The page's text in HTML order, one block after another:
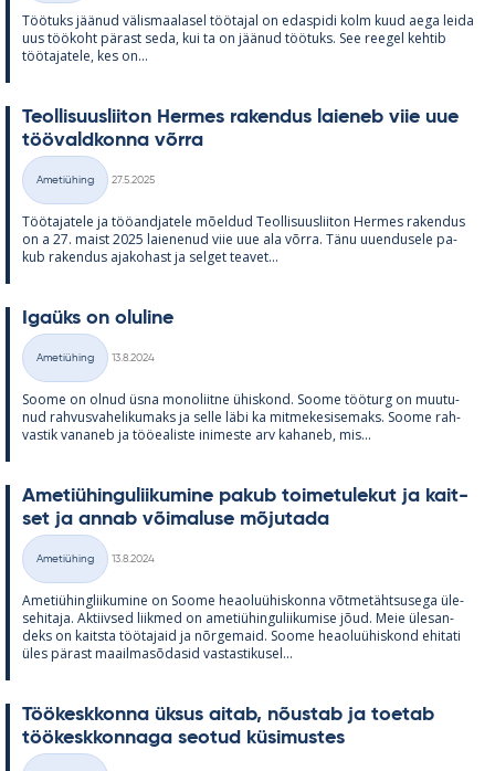
Töö­tuks jää­nud vä­lis­maa­la­sel töö­ta­jal on edas­pidi kolm kuud aega leida
uus töö­koht pä­rast seda, kui ta on jää­nud töö­tuks. See ree­gel keh­tib
töö­ta­ja­tele, kes on...
Teol­li­suus­lii­ton Her­mes ra­ken­dus lai­e­neb viie uue
töö­vald­konna võrra
Kategooriad
Ametiühing
27.5.2025
Töö­ta­ja­tele ja töö­and­ja­tele mõel­dud Teol­li­suus­lii­ton Her­mes ra­ken­dus
on a 27. maist 2025 lai­e­ne­nud viie uue ala võrra. Tänu uu­en­dusele pa­
kub ra­ken­dus aja­ko­hast ja sel­get tea­vet...
Igaüks on olu­line
Kategooriad
Ametiühing
13.8.2024
Soome on ol­nud üsna mo­no­liitne ühis­kond. Soome töö­turg on muu­tu­
nud rah­vus­va­he­li­ku­maks ja selle läbi ka mit­me­ke­si­se­maks. Soome rah­
vas­tik va­na­neb ja töö­ea­liste ini­meste arv ka­ha­neb, mis...
Ame­tiü­hin­gu­lii­ku­mine pa­kub toi­me­tu­le­kut ja kait­
set ja an­nab või­ma­luse mõ­ju­tada
Kategooriad
Ametiühing
13.8.2024
Ame­tiü­hinglii­ku­mine on Soome heao­luü­his­konna võt­me­täht­susega üle­
se­hi­taja. Ak­tiiv­sed liik­med on ame­tiü­hin­gu­lii­ku­mise jõud. Meie üle­san­
deks on kaitsta töö­ta­jaid ja nõr­ge­maid. Soome heao­luü­his­kond ehi­tati
üles pä­rast maa­il­masõ­da­sid vas­tas­ti­kusel...
Töö­kesk­konna ük­sus ai­tab, nõus­tab ja toe­tab
töö­kesk­kon­naga seo­tud kü­si­mus­tes